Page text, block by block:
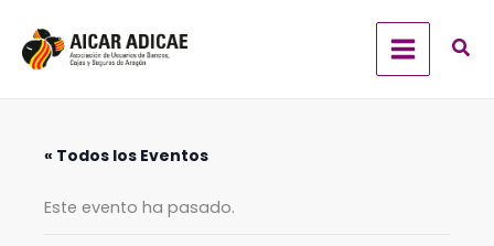
contenido
« Todos los Eventos
Este evento ha pasado.